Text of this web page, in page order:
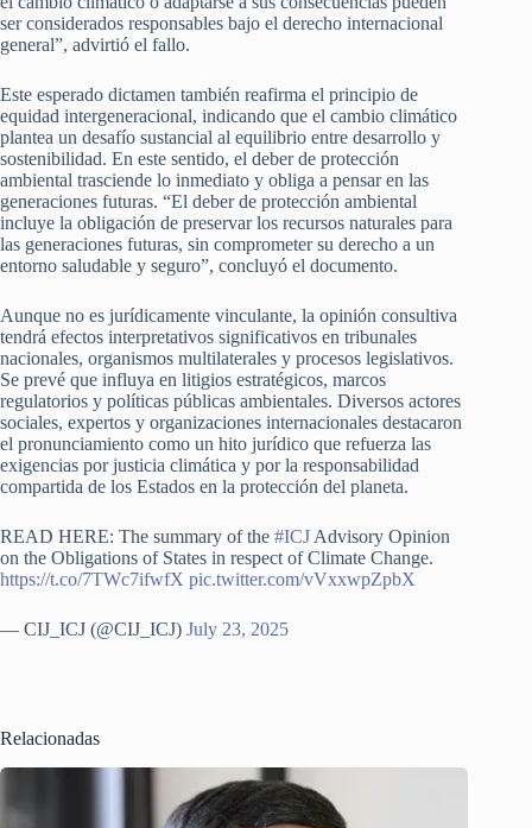
ser considerados responsables bajo el derecho internacional
general”, advirtió el fallo.
Este esperado dictamen también reafirma el principio de
equidad intergeneracional, indicando que el cambio climático
plantea un desafío sustancial al equilibrio entre desarrollo y
sostenibilidad. En este sentido, el deber de protección
ambiental trasciende lo inmediato y obliga a pensar en las
generaciones futuras. “El deber de protección ambiental
incluye la obligación de preservar los recursos naturales para
las generaciones futuras, sin comprometer su derecho a un
entorno saludable y seguro”, concluyó el documento.
Aunque no es jurídicamente vinculante, la opinión consultiva
tendrá efectos interpretativos significativos en tribunales
nacionales, organismos multilaterales y procesos legislativos.
Se prevé que influya en litigios estratégicos, marcos
regulatorios y políticas públicas ambientales. Diversos actores
sociales, expertos y organizaciones internacionales destacaron
el pronunciamiento como un hito jurídico que refuerza las
exigencias por justicia climática y por la responsabilidad
compartida de los Estados en la protección del planeta.
READ HERE: The summary of the #ICJ Advisory Opinion
on the Obligations of States in respect of Climate Change.
https://t.co/7TWc7ifwfX pic.twitter.com/vVxxwpZpbX
— CIJ_ICJ (@CIJ_ICJ) July 23, 2025
Relacionadas